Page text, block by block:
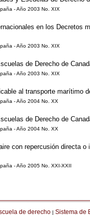
- Año 2003 No. XIX
en los
- Año 2003 No. XIX
de Derecho de
- Año 2003 No. XIX
al transporte marítimo
- Año 2004 No. XX
de Derecho de
- Año 2004 No. XX
con repercusión directa
- Año 2005 No. XXI-XXII
de derecho | Sistema de